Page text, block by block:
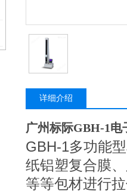
详细介绍
广州标际GBH-1电
GBH-1多功能
纸铝塑复合膜
等等包材进行